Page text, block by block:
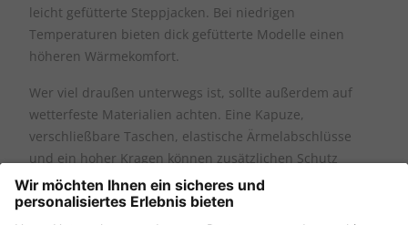
leicht gefütterte Steppjacken. Bei niedrigen
Temperaturen bieten dick gefütterte Modelle einen
höheren Wärmekomfort.
Wer viel draußen unterwegs ist, sollte außerdem auf
wetterfeste Materialien achten. Eine Kapuze,
verschließbare Taschen, elastische Ärmelabschlüsse
und ein hoher Kragen können zusätzlichen Schutz
bieten. So bleiben Sie auch bei wechselhaftem
Winterwetter angenehm warm.